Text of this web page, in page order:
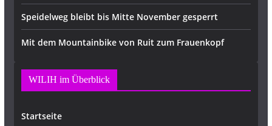
Speidelweg bleibt bis Mitte November gesperrt
Mit dem Mountainbike von Ruit zum Frauenkopf
WILIH im Überblick
Startseite